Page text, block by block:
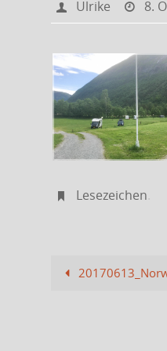
Ulrike 8.
Lesezeichen.